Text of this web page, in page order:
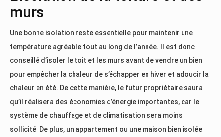
murs
Une bonne isolation reste essentielle pour maintenir une
température agréable tout au long de l’année. Il est donc
conseillé d’isoler le toit et les murs avant de vendre un bien
pour empêcher la chaleur de s’échapper en hiver et adoucir la
chaleur en été. De cette manière, le futur propriétaire saura
qu’il réalisera des économies d’énergie importantes, car le
système de chauffage et de climatisation sera moins
sollicité. De plus, un appartement ou une maison bien isolée